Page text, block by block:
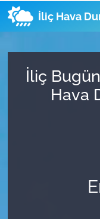
İliç Hava
İliç
Hava
Ehla-Der
Fıkıh | Ahkam
Trafik Durumu
Tüm Manşetler
Son Dakika